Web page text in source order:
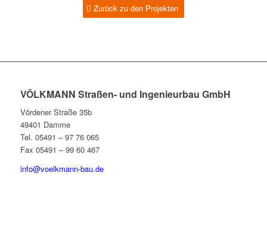
Zurück zu den Projekten
VÖLKMANN Straßen- und Ingenieurbau GmbH
Vördener Straße 35b
49401 Damme
Tel. 05491 – 97 76 065
Fax 05491 – 99 60 467
info@voelkmann-bau.de